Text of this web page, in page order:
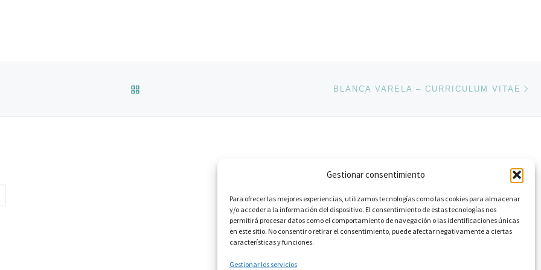
Gestionar consentimiento
Para ofrecer las mejores experiencias, utilizamos tecnologías como las cookies para almacenar
y/o acceder a la información del dispositivo. El consentimiento de estas tecnologías nos
permitirá procesar datos como el comportamiento de navegación o las identificaciones únicas
en este sitio. No consentir o retirar el consentimiento, puede afectar negativamente a ciertas
características y funciones.
Gestionar los servicios
BLANCA VARELA – CURRICULUM VITAE